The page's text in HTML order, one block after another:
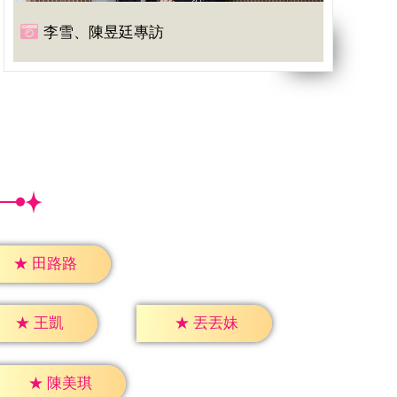
李雪、陳昱廷專訪
★ 田路路
★ 王凱 ★ 丟丟妹
★ 陳美琪